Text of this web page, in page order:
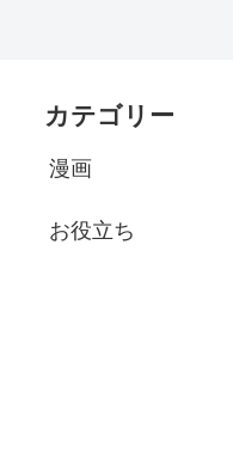
カテゴリー
漫画
お役立ち